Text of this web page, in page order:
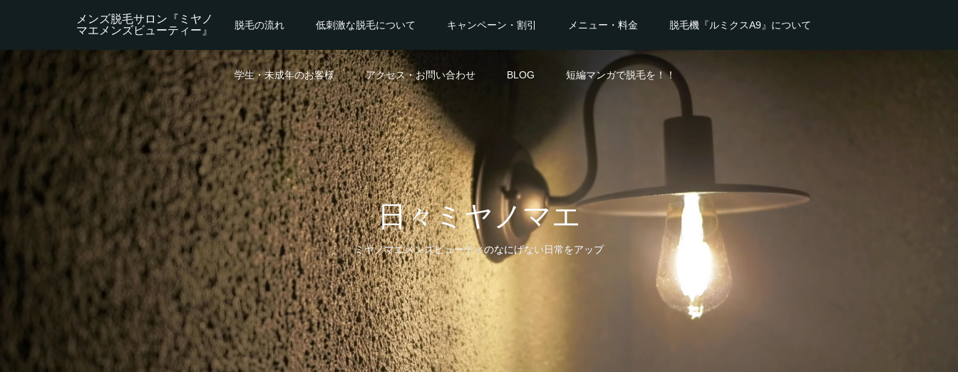
メンズ脱毛サロン『ミヤノ
マエメンズビューティー』
脱毛の流れ 低刺激な脱毛について キャンペーン・割引 メニュー・料金 脱毛機『ルミクスA9』について
学生・未成年のお客様 アクセス・お問い合わせ BLOG 短編マンガで脱毛を！！
日々ミヤノマエ
ミヤノマエメンズビューティのなにげない日常をアップ